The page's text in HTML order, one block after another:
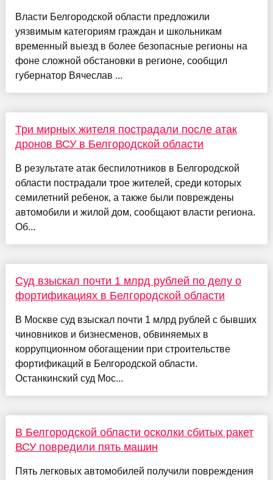
Власти Белгородской области предложили
уязвимым категориям граждан и школьникам
временный выезд в более безопасные регионы на
фоне сложной обстановки в регионе, сообщил
губернатор Вячеслав ...
Три мирных жителя пострадали после атак
дронов ВСУ в Белгородской области
В результате атак беспилотников в Белгородской
области пострадали трое жителей, среди которых
семилетний ребенок, а также были повреждены
автомобили и жилой дом, сообщают власти региона.
Об...
Суд взыскал почти 1 млрд рублей по делу о
фортификациях в Белгородской области
В Москве суд взыскал почти 1 млрд рублей с бывших
чиновников и бизнесменов, обвиняемых в
коррупционном обогащении при строительстве
фортификаций в Белгородской области.
Останкинский суд Мос...
В Белгородской области осколки сбитых ракет
ВСУ повредили пять машин
Пять легковых автомобилей получили повреждения